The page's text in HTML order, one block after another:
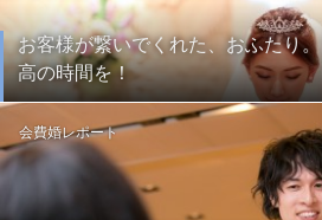
お客様が繋いでくれた、おふたり
高の時間を！
会費婚レポート